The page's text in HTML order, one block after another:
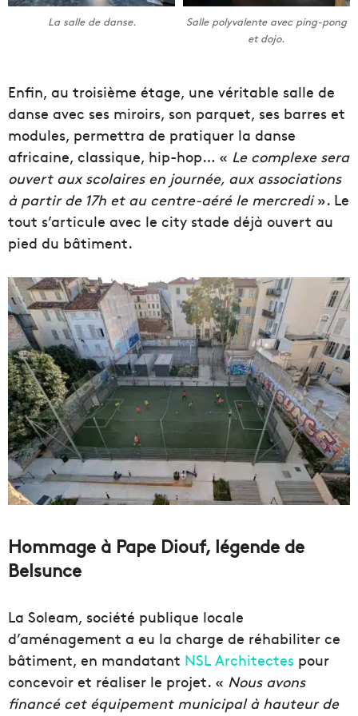
La salle de danse.
Salle polyvalente avec ping-pong
et dojo.
Enfin, au troisième étage, une véritable salle de
danse avec ses miroirs, son parquet, ses barres et
modules, permettra de pratiquer la danse
africaine, classique, hip-hop… « Le complexe sera
ouvert aux scolaires en journée, aux associations
à partir de 17h et au centre-aéré le mercredi». Le
tout s’articule avec le city stade déjà ouvert au
pied du bâtiment.
Hommage à Pape Diouf, légende de
Belsunce
La Soleam, société publique locale
d’aménagement a eu la charge de réhabiliter ce
bâtiment, en mandatant NSL Architectes pour
concevoir et réaliser le projet. « Nous avons
financé cet équipement municipal à hauteur de